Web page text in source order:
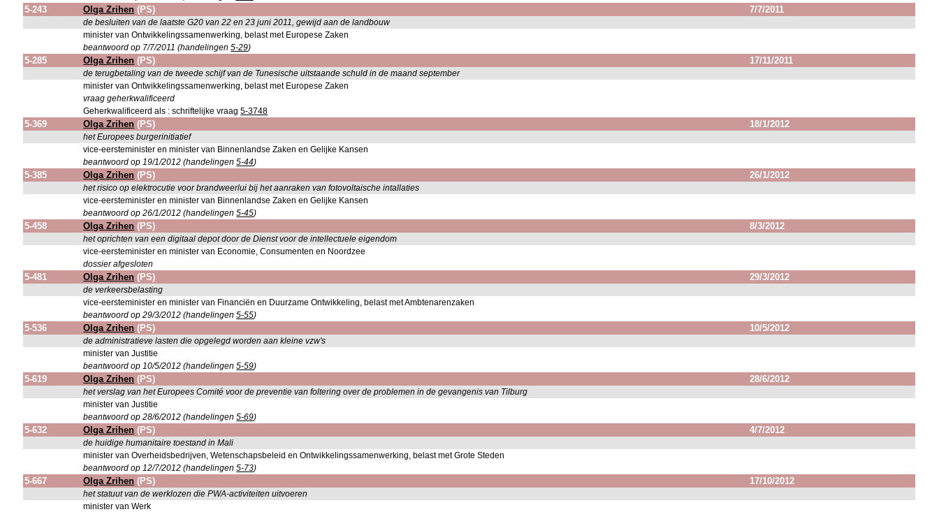
5-243 Olga Zrihen (PS) 7/7/2011
de besluiten van de laatste G20 van 22 en 23 juni 2011, gewijd aan de landbouw
minister van Ontwikkelingssamenwerking, belast met Europese Zaken
beantwoord op 7/7/2011 (handelingen5-29)
5-285 Olga Zrihen (PS) 17/11/2011
de terugbetaling van de tweede schijf van de Tunesische uitstaande schuld in de maand september
minister van Ontwikkelingssamenwerking, belast met Europese Zaken
vraag geherkwalificeerd
Geherkwalificeerd als : schriftelijke vraag5-3748
5-369 Olga Zrihen (PS) 18/1/2012
het Europees burgerinitiatief
vice-eersteminister en minister van Binnenlandse Zaken en Gelijke Kansen
beantwoord op 19/1/2012 (handelingen5-44)
5-385 Olga Zrihen (PS) 26/1/2012
het risico op elektrocutie voor brandweerlui bij het aanraken van fotovoltaische intallaties
vice-eersteminister en minister van Binnenlandse Zaken en Gelijke Kansen
beantwoord op 26/1/2012 (handelingen5-45)
5-458 Olga Zrihen (PS) 8/3/2012
het oprichten van een digitaal depot door de Dienst voor de intellectuele eigendom
vice-eersteminister en minister van Economie, Consumenten en Noordzee
dossier afgesloten
5-481 Olga Zrihen (PS) 29/3/2012
de verkeersbelasting
vice-eersteminister en minister van Financiën en Duurzame Ontwikkeling, belast met Ambtenarenzaken
beantwoord op 29/3/2012 (handelingen5-55)
5-536 Olga Zrihen (PS) 10/5/2012
de administratieve lasten die opgelegd worden aan kleine vzw's
minister van Justitie
beantwoord op 10/5/2012 (handelingen5-59)
5-619 Olga Zrihen (PS) 28/6/2012
het verslag van het Europees Comité voor de preventie van foltering over de problemen in de gevangenis van Tilburg
minister van Justitie
beantwoord op 28/6/2012 (handelingen5-69)
5-632 Olga Zrihen (PS) 4/7/2012
de huidige humanitaire toestand in Mali
minister van Overheidsbedrijven, Wetenschapsbeleid en Ontwikkelingssamenwerking, belast met Grote Steden
beantwoord op 12/7/2012 (handelingen5-73)
5-667 Olga Zrihen (PS) 17/10/2012
het statuut van de werklozen die PWA-activiteiten uitvoeren
minister van Werk